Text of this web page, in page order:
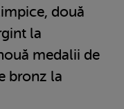
două
la
medalii de
bronz la